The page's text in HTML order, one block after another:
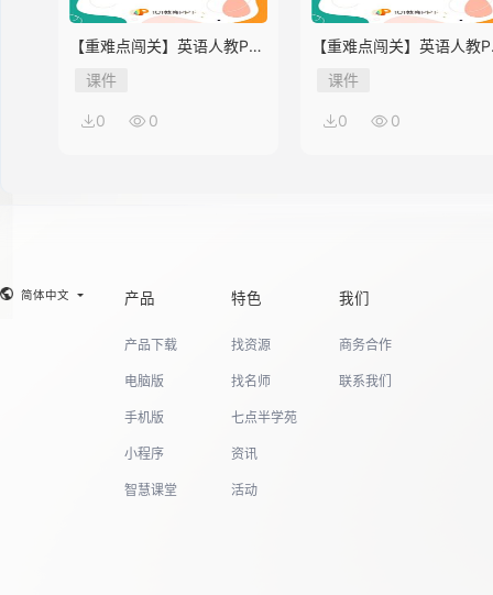
【重难点闯关】英语人教PEP
版5年级上册Unit 2
课件
0 0
【重难点闯关】英语人教
版4年级上册Unit 2
课件
0 0
简体中文 产品
产品下载
电脑版
手机版
小程序
智慧课堂
特色
找资源
找名师
七点半学苑
资讯
活动
我们
商务合作
联系我们